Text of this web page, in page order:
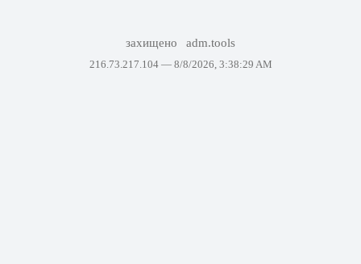
захищено adm.tools
216.73.217.104 — 8/8/2026, 3:38:29 AM